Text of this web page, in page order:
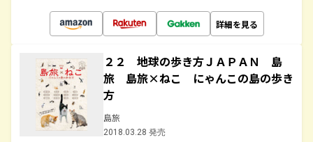
詳細を見る
２２ 地球の歩き方ＪＡＰＡＮ 島
旅 島旅×ねこ にゃんこの島の歩き
方
島旅
2018.03.28 発売